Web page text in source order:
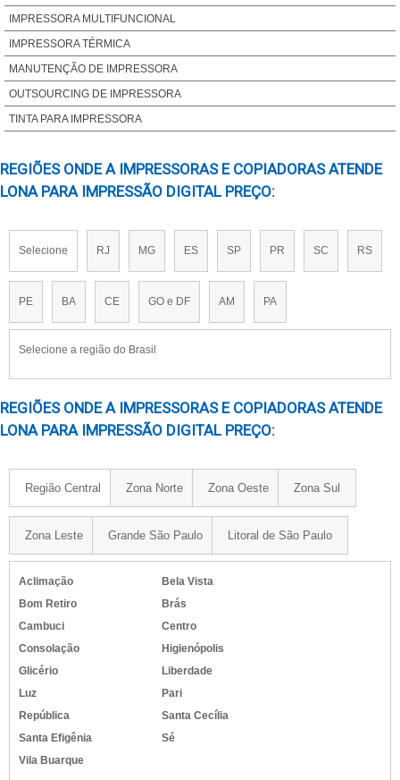
LONA IMPRESSÃO DIGITAL PREÇO
LONA PARA IMPRESSÃO DIGITAL PREÇO
MÁQUINA DE IMPRESSÃO DE BANNER
MÁQUINA DE IMPRESSÃO DIGITAL
MAQUINA IMPRESSÃO DIGITAL
IMPRESSORA OFFSET DIGITAL
IMPRESSORA OFFSET DIGITAL PREÇO
IMPRESSORA MULTIFUNCIONAL
IMPRESSORA TÉRMICA
MANUTENÇÃO DE IMPRESSORA
OUTSOURCING DE IMPRESSORA
TINTA PARA IMPRESSORA
REGIÕES ONDE A IMPRESSORAS E COPIADORAS ATENDE
LONA PARA IMPRESSÃO DIGITAL PREÇO:
Selecione RJ MG ES SP PR SC RS
PE BA CE GO e DF AM PA
Selecione a região do Brasil
REGIÕES ONDE A IMPRESSORAS E COPIADORAS ATENDE
LONA PARA IMPRESSÃO DIGITAL PREÇO:
Região Central Zona Norte Zona Oeste Zona Sul
Zona Leste Grande São Paulo Litoral de São Paulo
Aclimação
Bela Vista
Bom Retiro
Brás
Cambuci
Centro
Consolação
Higienópolis
Glicério
Liberdade
Luz
Pari
República
Santa Cecília
Santa Efigênia
Sé
Vila Buarque